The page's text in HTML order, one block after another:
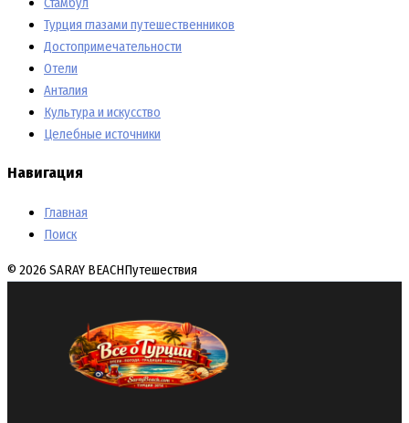
Турция глазами путешественников
Достопримечательности
Отели
Анталия
Культура и искусство
Целебные источники
Навигация
Главная
Поиск
© 2026 SARAY BEACHПутешествия